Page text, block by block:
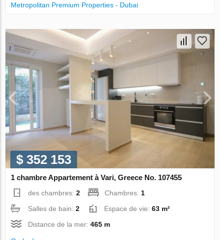
Metropolitan Premium Properties - Dubai
$ 352 153
1 chambre Appartement à Vari, Greece No. 107455
des chambres:2 Chambres: 1
Salles de bain:2 Espace de vie:63 m²
Distance de la mer:465 m